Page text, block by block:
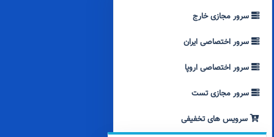
سرور مجازی خارج
سرور اختصاصی ایران
سرور اختصاصی اروپا
سرور مجازی تست
سرویس های تخفیفی